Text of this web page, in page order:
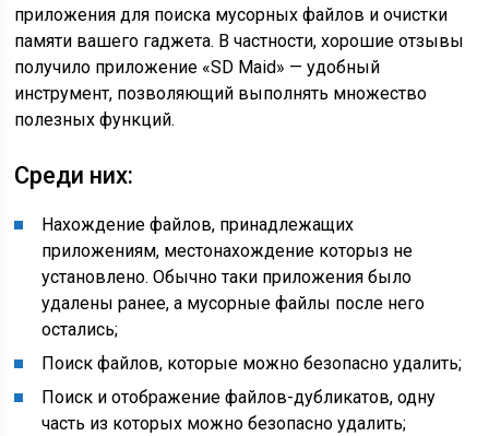
приложения для поиска мусорных файлов и очистки
памяти вашего гаджета. В частности, хорошие отзывы
получило приложение «SD Maid» — удобный
инструмент, позволяющий выполнять множество
полезных функций.
Среди них:
Нахождение файлов, принадлежащих
приложениям, местонахождение которыз не
установлено. Обычно таки приложения было
удалены ранее, а мусорные файлы после него
остались;
Поиск файлов, которые можно безопасно удалить;
Поиск и отображение файлов-дубликатов, одну
часть из которых можно безопасно удалить;